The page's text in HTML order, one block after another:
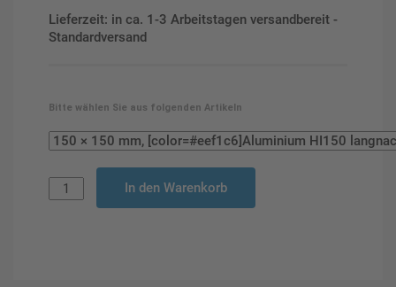
Lieferzeit: in ca. 1-3 Arbeitstagen versandbereit -
Standardversand
Bitte wählen Sie aus folgenden Artikeln
In den Warenkorb